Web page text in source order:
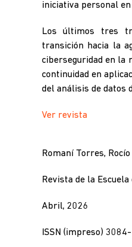
iniciativa personal
Los últimos tres
transición hacia la
ciberseguridad en la
continuidad en
del análisis de datos
Ver revista
Romaní Torres,
Revista de la
Abril, 2026
ISSN (impreso)